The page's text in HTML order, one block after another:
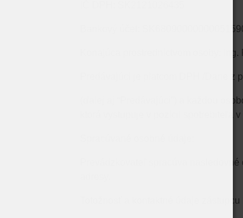
Bankový účet:
Konajúca prostredníctvom osoby:
Predávajúci je platcom DPH /Dane z
(ďalej aj “Predávajúci”) a každou
ktorá vystupuje v pozícii spotrebiteľa
Prevádzkovateľ spracúva
Totožnosť a kontaktné údaje